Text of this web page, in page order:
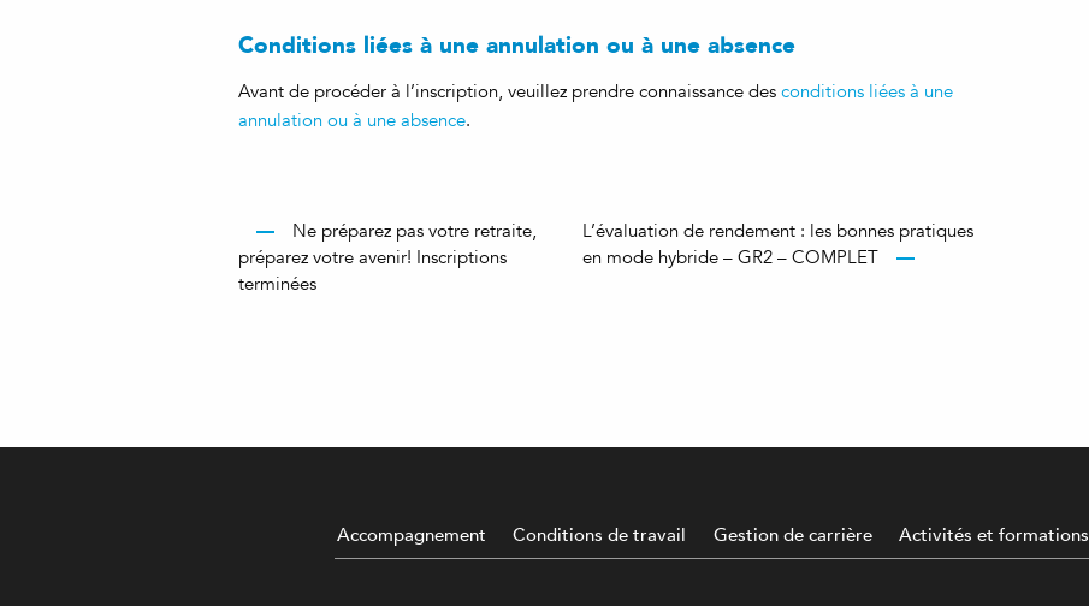
Conditions liées à une annulation ou à une absence
Avant de procéder à l’inscription, veuillez prendre connaissance des conditions liées à une
annulation ou à une absence.
Ne préparez pas votre retraite,
préparez votre avenir! Inscriptions
terminées
L’évaluation de rendement : les bonnes pratiques
en mode hybride – GR2 – COMPLET
Accompagnement Conditions de travail Gestion de carrière Activités et formations